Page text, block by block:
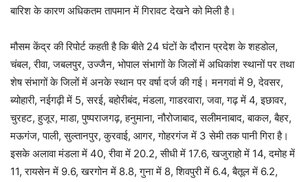
बारिश के कारण अधिकतम तापमान में गिरावट देखने को मिली है।
मौसम केंद्र की रिपोर्ट कहती है कि बीते 24 घंटों के दौरान प्रदेश के शहडोल,
चंबल, रीवा, जबलपुर, उज्जैन, भोपाल संभागों के जिलों में अधिकांश स्थानों पर तथा
शेष संभागों के जिलों में अनके स्थान पर वर्षा दर्ज की गई। मनगवां में 9, देवसर,
ब्योहारी, नईगढ़ी में 5, सरई, बहोरीबंद, मंडला, गाडरवारा, जवा, गढ़ में 4, इछावर,
चुरहट, हुजूर, माडा, पुष्पराजगढ़, हनुमाना, नौरोजाबाद, सलीमनाबाद, बाकल, बैहर,
मऊगंज, पाली, सुल्तानपुर, कुरवाई, आगर, गोहरगंज में 3 सेमी तक पानी गिरा है।
इसके अलावा मंडला में 40, रीवा में 20.2, सीधी में 17.6, खजुराहो में 14, दमोह में
11, रायसेन में 9.6, खरगोन में 8.8, गुना में 8, शिवपुरी में 6.4, बैतूल में 6.2,